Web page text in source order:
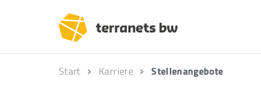
Start Karriere Stellenangebote